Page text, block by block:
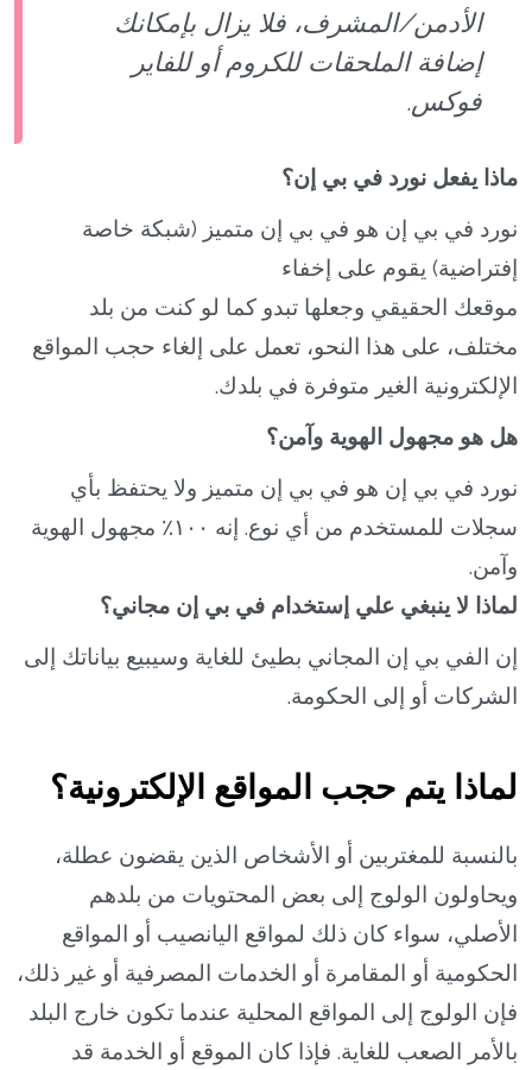
الأدمن/المشرف، فلا يزال بإمكانك
إضافة الملحقات للكروم أو للفاير
فوكس.
ماذا يفعل نورد في بي إن؟
نورد في بي إن هو في بي إن متميز (شبكة خاصة
إفتراضية) يقوم على إخفاء
موقعك الحقيقي وجعلها تبدو كما لو كنت من بلد
مختلف، على هذا النحو، تعمل على إلغاء حجب المواقع
الإلكترونية الغير متوفرة في بلدك.
هل هو مجهول الهوية وآمن؟
نورد في بي إن هو في بي إن متميز ولا يحتفظ بأي
سجلات للمستخدم من أي نوع. إنه ١٠٠٪ مجهول الهوية
وآمن.
لماذا لا ينبغي علي إستخدام في بي إن مجاني؟
إن الفي بي إن المجاني بطيئ للغاية وسيبيع بياناتك إلى
الشركات أو إلى الحكومة.
لماذا يتم حجب المواقع الإلكترونية؟
بالنسبة للمغتربين أو الأشخاص الذين يقضون عطلة،
ويحاولون الولوج إلى بعض المحتويات من بلدهم
الأصلي، سواء كان ذلك لمواقع اليانصيب أو المواقع
الحكومية أو المقامرة أو الخدمات المصرفية أو غير ذلك،
فإن الولوج إلى المواقع المحلية عندما تكون خارج البلد
بالأمر الصعب للغاية. فإذا كان الموقع أو الخدمة قد